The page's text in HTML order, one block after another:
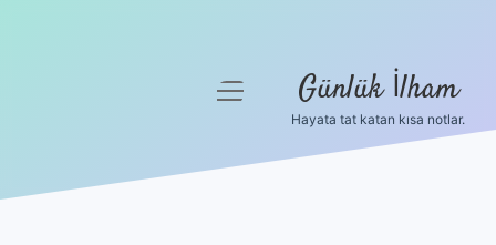
menüyü
Günlük İlham
Hayata tat katan kısa notlar.